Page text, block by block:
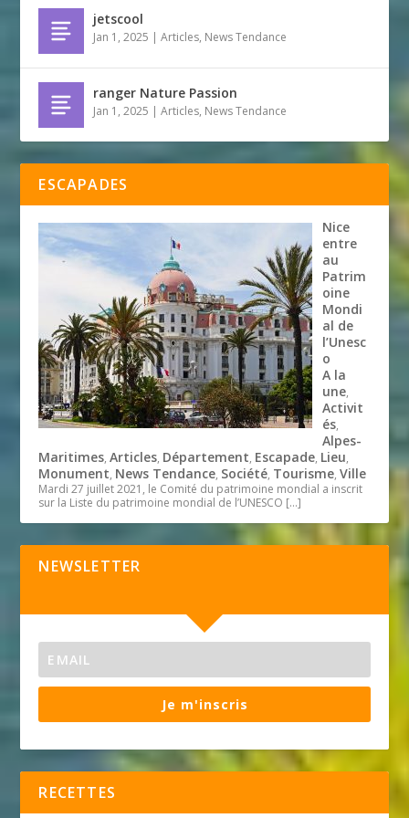
jetscool
Jan 1, 2025 |Articles, News Tendance
ranger Nature Passion
Jan 1, 2025 |Articles, News Tendance
ESCAPADES
Nice
entre
au
Patrim
oine
Mondi
al de
l’Unesc
o
A la
une,
Activit
és,
Alpes-
Maritimes,Articles, Département, Escapade, Lieu,
Monument, News Tendance, Société, Tourisme,Ville
Mardi 27 juillet 2021, le Comité du patrimoine mondial a inscrit
sur la Liste du patrimoine mondial de l’UNESCO […]
NEWSLETTER
Je m'inscris
RECETTES